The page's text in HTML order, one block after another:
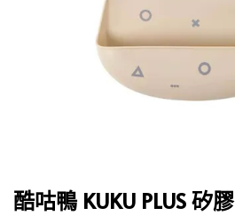
酷咕鴨 KUKU PLUS 矽